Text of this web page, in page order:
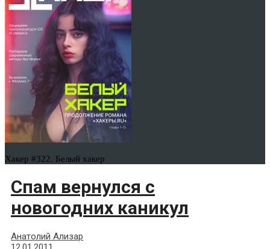
Хакер #322. Белый хакер
Спам вернулся с
новогодних каникул
Анатолий Ализар